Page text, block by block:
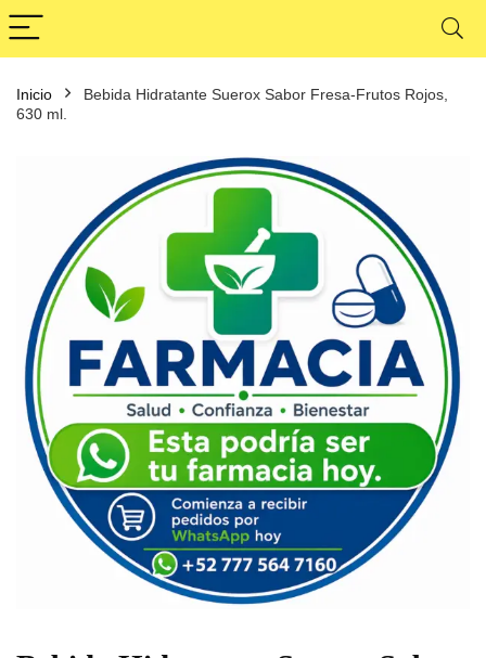
Inicio
Bebida Hidratante Suerox Sabor Fresa-Frutos Rojos,
630 ml.